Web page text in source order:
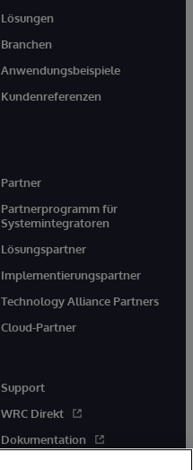
Lösungen
Branchen
Anwendungsbeispiele
Kundenreferenzen
Partner
Partnerprogramm für
Systemintegratoren
Lösungspartner
Implementierungspartner
Technology Alliance Partners
Cloud-Partner
Support
WRC Direkt
Dokumentation